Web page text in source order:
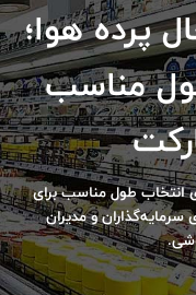
پرده هوا؛
مناسب
انتخاب طول مناسب برای
سرمایه‌گذاران و مدیران